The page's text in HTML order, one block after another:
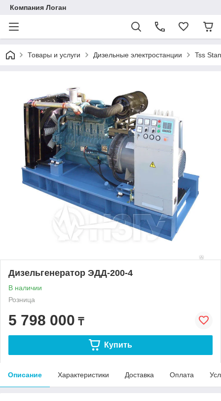
Компания Логан
Товары и услуги Дизельные электростанции Tss
Дизельгенератор ЭДД-200-4
В наличии
Розница
5 798 000 ₸
Купить
Описание Характеристики Доставка Оплата